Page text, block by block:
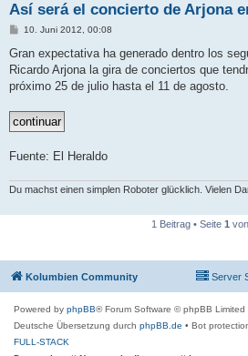
Así será el concierto de Arjona
B
i
r
a
10. Juni 2012, 00:08
Gran expectativa ha generado dentro los
Ricardo Arjona la gira de conciertos que
próximo 25 de julio hasta el 11 de agosto.
Fuente: El Heraldo
Du machst einen simplen Roboter glücklich. Vielen
1 Beitrag • Seite 1 von
Kolumbien Community Server
Powered by phpBB® Forum Software © phpBB Limited
Deutsche Übersetzung durch phpBB.de • Bot
FULL-STACK